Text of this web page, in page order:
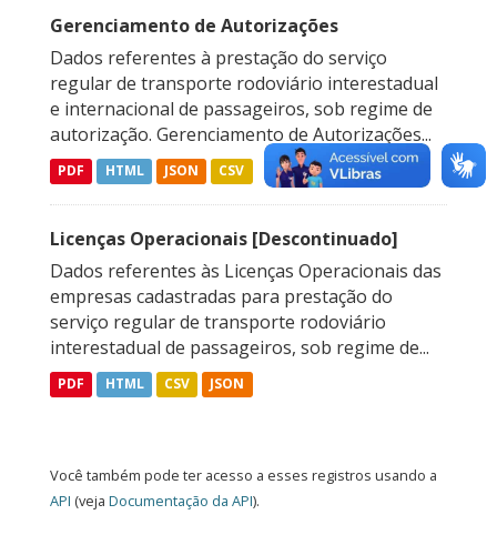
Gerenciamento de Autorizações
Dados referentes à prestação do serviço
regular de transporte rodoviário interestadual
e internacional de passageiros, sob regime de
autorização. Gerenciamento de Autorizações...
PDF HTML JSON CSV
Licenças Operacionais [Descontinuado]
Dados referentes às Licenças Operacionais das
empresas cadastradas para prestação do
serviço regular de transporte rodoviário
interestadual de passageiros, sob regime de...
PDF HTML CSV JSON
Você também pode ter acesso a esses registros usando a
API (veja Documentação da API).